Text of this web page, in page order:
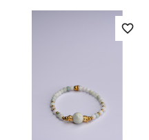
favorite_border